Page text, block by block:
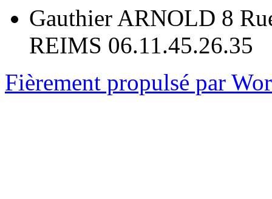
Gauthier ARNOLD 8
REIMS 06.11.45.26.35
Fièrement propulsé par